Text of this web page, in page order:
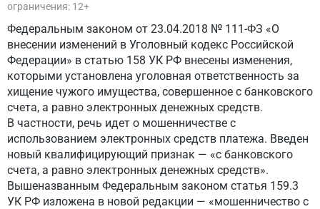
ограничения: 12+
Федеральным законом от 23.04.2018 № 111-ФЗ «О
внесении изменений в Уголовный кодекс Российской
Федерации» в статью 158 УК РФ внесены изменения,
которыми установлена уголовная ответственность за
хищение чужого имущества, совершенное с банковского
счета, а равно электронных денежных средств.
В частности, речь идет о мошенничестве с
использованием электронных средств платежа. Введен
новый квалифицирующий признак — «с банковского
счета, а равно электронных денежных средств».
Вышеназванным Федеральным законом статья 159.3
УК РФ изложена в новой редакции — «мошенничество с